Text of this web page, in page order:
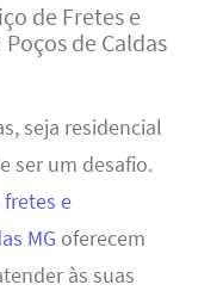
de Fretes e
de Caldas
seja residencial
ser um desafio.
fretes e
MG oferecem
às suas